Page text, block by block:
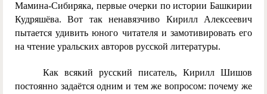
Мамина-Сибиряка, первые очерки по истории Башкирии
Кудряшёва. Вот так ненавязчиво Кирилл Алексеевич
пытается удивить юного читателя и замотивировать его
на чтение уральских авторов русской литературы.
Как всякий русский писатель, Кирилл Шишов
постоянно задаётся одним и тем же вопросом: почему же